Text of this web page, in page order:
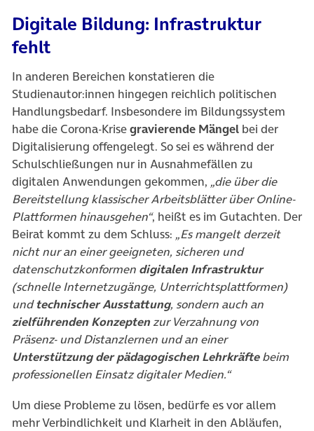
Digitale Bildung: Infrastruktur
fehlt
In anderen Bereichen konstatieren die
Studienautor:innen hingegen reichlich politischen
Handlungsbedarf. Insbesondere im Bildungssystem
habe die Corona-Krisegravierende Mängel bei der
Digitalisierung offengelegt. So sei es während der
Schulschließungen nur in Ausnahmefällen zu
digitalen Anwendungen gekommen, „die über die
Bereitstellung klassischer Arbeitsblätter über Online-
Plattformen hinausgehen“, heißt es im Gutachten. Der
Beirat kommt zu dem Schluss: „Es mangelt derzeit
nicht nur an einer geeigneten, sicheren und
datenschutzkonformen digitalen Infrastruktur
(schnelle Internetzugänge, Unterrichtsplattformen)
undtechnischer Ausstattung, sondern auch an
zielführenden Konzeptenzur Verzahnung von
Präsenz- und Distanzlernen und an einer
Unterstützung der pädagogischen Lehrkräftebeim
professionellen Einsatz digitaler Medien.“
Um diese Probleme zu lösen, bedürfe es vor allem
mehr Verbindlichkeit und Klarheit in den Abläufen,